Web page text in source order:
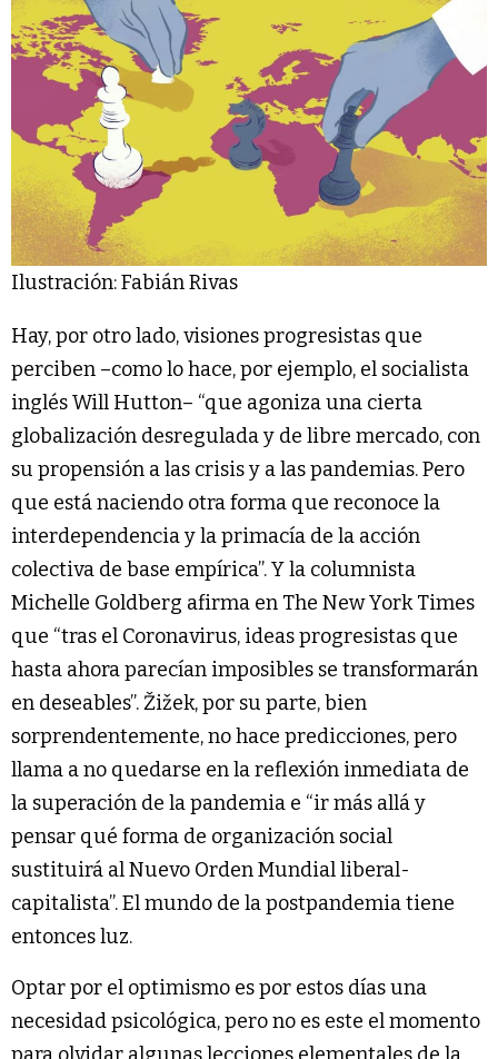
Ilustración: Fabián Rivas
Hay, por otro lado, visiones progresistas que
perciben –como lo hace, por ejemplo, el socialista
inglés Will Hutton– “que agoniza una cierta
globalización desregulada y de libre mercado, con
su propensión a las crisis y a las pandemias. Pero
que está naciendo otra forma que reconoce la
interdependencia y la primacía de la acción
colectiva de base empírica”. Y la columnista
Michelle Goldberg afirma en The New York Times
que “tras el Coronavirus, ideas progresistas que
hasta ahora parecían imposibles se transformarán
en deseables”. Žižek, por su parte, bien
sorprendentemente, no hace predicciones, pero
llama a no quedarse en la reflexión inmediata de
la superación de la pandemia e “ir más allá y
pensar qué forma de organización social
sustituirá al Nuevo Orden Mundial liberal-
capitalista”. El mundo de la postpandemia tiene
entonces luz.
Optar por el optimismo es por estos días una
necesidad psicológica, pero no es este el momento